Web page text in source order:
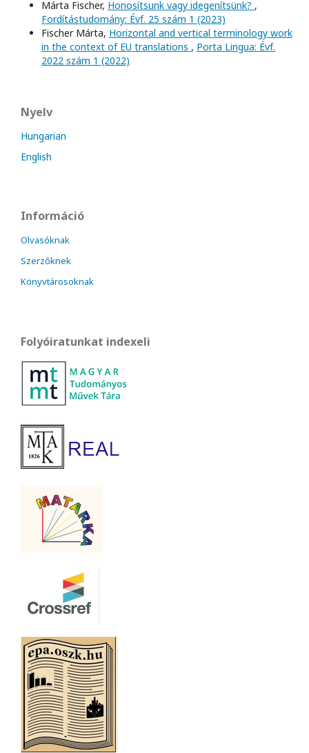
Márta Fischer, Honosítsunk vagy idegenítsünk? ,
Fordítástudomány: Évf. 25 szám 1 (2023)
Fischer Márta, Horizontal and vertical terminology work
in the context of EU translations , Porta Lingua: Évf.
2022 szám 1 (2022)
Nyelv
Hungarian
English
Információ
Olvasóknak
Szerzőknek
Könyvtárosoknak
Folyóiratunkat indexeli